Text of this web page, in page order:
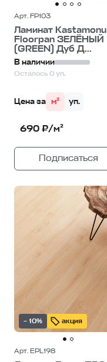
Арт. FP103
Ламинат Kastamonu
Floorpan ЗЕЛЁНЫЙ
(GREEN) Дуб Д...
В наличии
Осталось 0 уп.
Цена за м² уп.
690 ₽/м²
Подписаться
– 10% акция
Арт. EPL198